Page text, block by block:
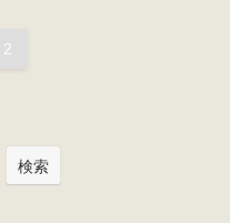
2
検索